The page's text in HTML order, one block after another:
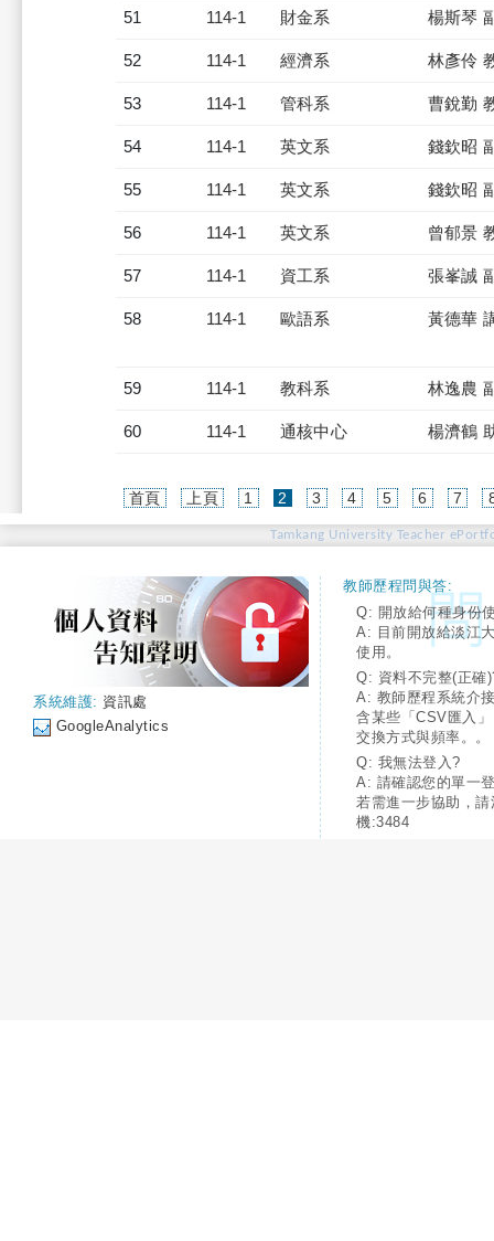
51 114-1 財金系 楊斯琴
52 114-1 經濟系 林彥伶
53 114-1 管科系 曹銳勤
54 114-1 英文系 錢欽昭
55 114-1 英文系 錢欽昭
56 114-1 英文系 曾郁景
57 114-1 資工系 張峯誠
58 114-1 歐語系 黃德華
59 114-1 教科系 林逸農
60 114-1 通核中心 楊濟鶴
首頁 上頁 1 2 (current)
3 4 5 6 7
Tamkang University Teacher
系統維護: 資訊處
GoogleAnalytics
教師歷程問與答:
Q: 開放給何種身份
A: 目前開放給淡江
使用。
Q: 資料不完整(正確
A: 教師歷程系統介
含某些「CSV匯入
交換方式與頻率。。
Q: 我無法登入?
A: 請確認您的單一
若需進一步協助，
機:3484